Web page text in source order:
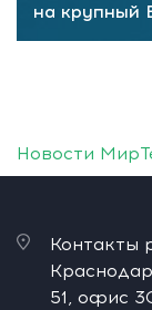
на крупный
Новости
Контакты
51, офис